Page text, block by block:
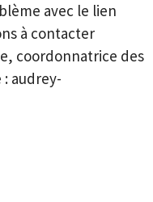
avec le lien
à contacter
coordonnatrice des
audrey-